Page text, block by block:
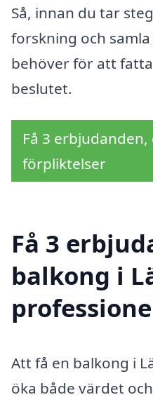
Så, innan du tar
forskning och
behöver för att
beslutet.
Få 3
förpliktelser
Få 3
balkong i
Att få en balkong i
öka både värdet